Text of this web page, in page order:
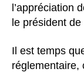
l’appréciation
le président
Il est temps
réglementaire,